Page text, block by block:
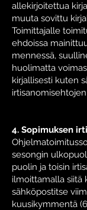
allekirjoitettua
muuta sovittu
Toimittajalle
ehdoissa
mennessä,
huolimatta
kirjallisesti kuten
4. Sopimuksen
sesongin
puolin ja toisin
ilmoittamalla siitä
sähköpostitse
kuusikymmentä